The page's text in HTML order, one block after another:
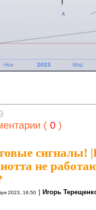
( 0 )
сигналы! |
не
2023, 16:50 | Игорь